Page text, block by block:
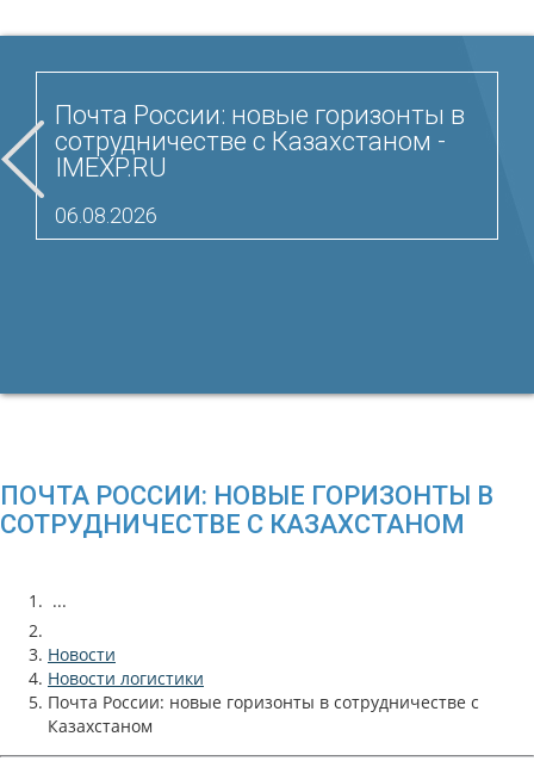
Почта России: новые горизонты в
сотрудничестве с Казахстаном -
IMEXP.RU
06.08.2026
ПОЧТА РОССИИ: НОВЫЕ ГОРИЗОНТЫ В
СОТРУДНИЧЕСТВЕ С КАЗАХСТАНОМ
...
Новости
Новости логистики
Почта России: новые горизонты в сотрудничестве с
Казахстаном